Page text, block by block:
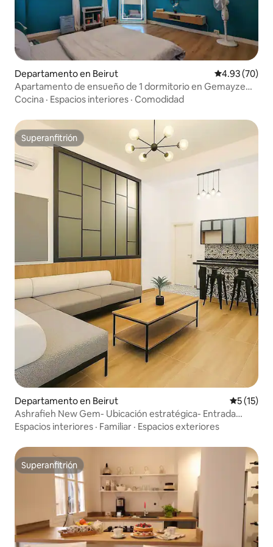
Departamento en Beirut Calificación
4.93 (70)
Apartamento de ensueño de 1 dormitorio en Gemayze
con electricidad 24/7
Cocina · Espacios interiores · Comodidad
Superanfitrión
Superanfitrión
Departamento en Beirut
5 (15)
Ashrafieh New Gem- Ubicación estratégica- Entrada
privada
Espacios interiores · Familiar · Espacios exteriores
Superanfitrión
Superanfitrión